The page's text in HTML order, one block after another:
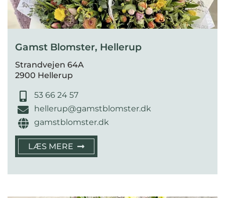
Gamst Blomster, Hellerup
Strandvejen 64A
2900 Hellerup
53 66 24 57
hellerup@gamstblomster.dk
gamstblomster.dk
LÆS MERE